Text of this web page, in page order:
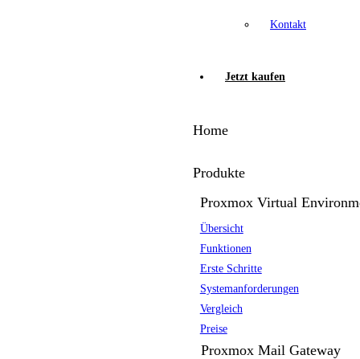
Kontakt
Jetzt kaufen
Home
Produkte
Proxmox Virtual
Übersicht
Funktionen
Erste Schritte
Systemanforderungen
Vergleich
Preise
Proxmox Mail Gateway